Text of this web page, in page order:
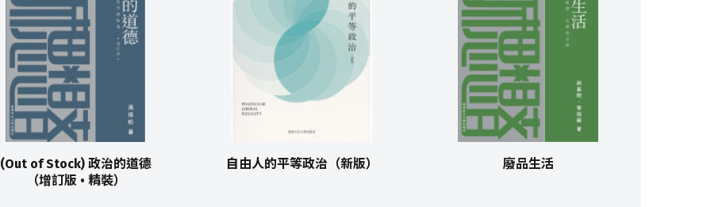
(Out of Stock) 政治的道德
（增訂版 • 精裝）
自由人的平等政治（新版） 廢品生活